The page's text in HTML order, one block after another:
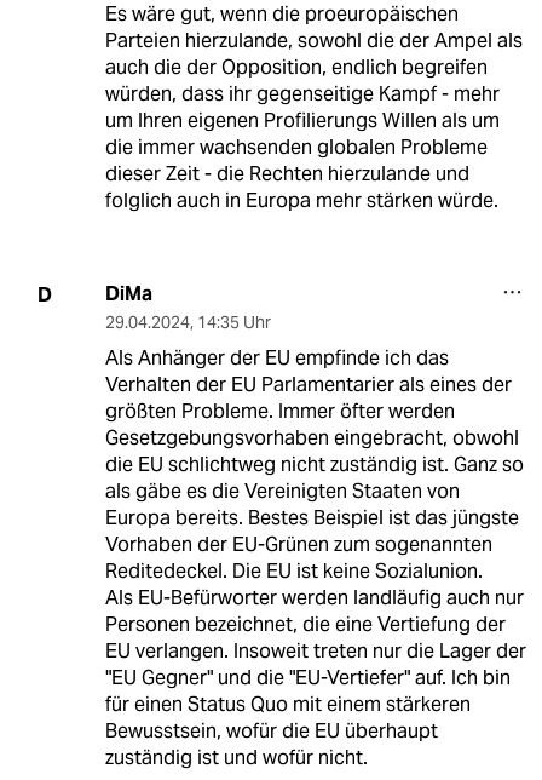
Es wäre gut, wenn die proeuropäischen
Parteien hierzulande, sowohl die der Ampel als
auch die der Opposition, endlich begreifen
würden, dass ihr gegenseitige Kampf - mehr
um Ihren eigenen Profilierungs Willen als um
die immer wachsenden globalen Probleme
dieser Zeit - die Rechten hierzulande und
folglich auch in Europa mehr stärken würde.
D DiMa
29.04.2024, 14:35 Uhr
Als Anhänger der EU empfinde ich das
Verhalten der EU Parlamentarier als eines der
größten Probleme. Immer öfter werden
Gesetzgebungsvorhaben eingebracht, obwohl
die EU schlichtweg nicht zuständig ist. Ganz so
als gäbe es die Vereinigten Staaten von
Europa bereits. Bestes Beispiel ist das jüngste
Vorhaben der EU-Grünen zum sogenannten
Reditedeckel. Die EU ist keine Sozialunion.
Als EU-Befürworter werden landläufig auch nur
Personen bezeichnet, die eine Vertiefung der
EU verlangen. Insoweit treten nur die Lager der
"EU Gegner" und die "EU-Vertiefer" auf. Ich bin
für einen Status Quo mit einem stärkeren
Bewusstsein, wofür die EU überhaupt
zuständig ist und wofür nicht.